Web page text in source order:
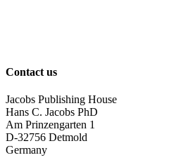
Contact us
Jacobs Publishing House
Hans C. Jacobs PhD
Am Prinzengarten 1
D-32756 Detmold
Germany